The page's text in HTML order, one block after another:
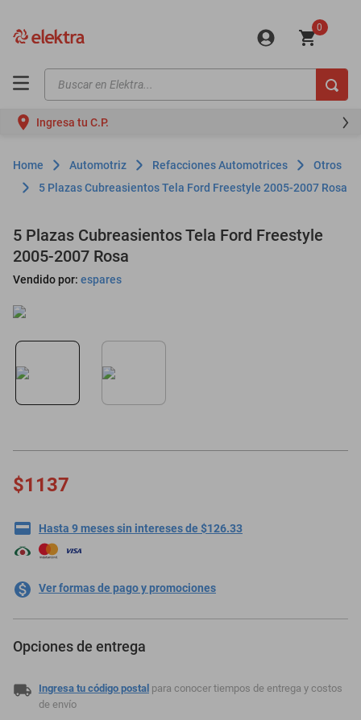
0
Buscar en Elektra...
Ingresa tu C.P.
Automotriz Refacciones Automotrices
Otros
5 Plazas Cubreasientos Tela Ford Freestyle 2005-2007 Rosa
5 Plazas Cubreasientos Tela Ford Freestyle
2005-2007 Rosa
Vendido por: espares
$1137
Hasta 9 meses sin intereses de $126.33
Ver formas de pago y promociones
Opciones de entrega
Ingresa tu código postal para conocer tiempos de entrega y costos
de envío
motos
moto
celulares
refrigeradores